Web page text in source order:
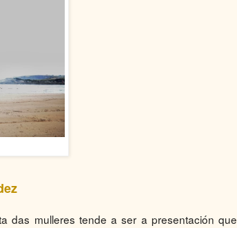
das mulleres tende a ser a presentación que